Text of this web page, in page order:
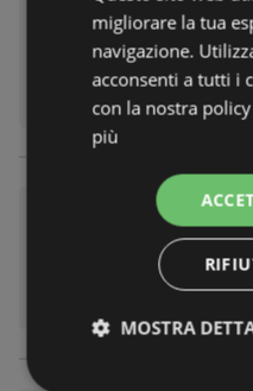
Dr
migliorare la tua
navigazione.
acconsenti a tutti i
con la nostra
più
MOSTRA